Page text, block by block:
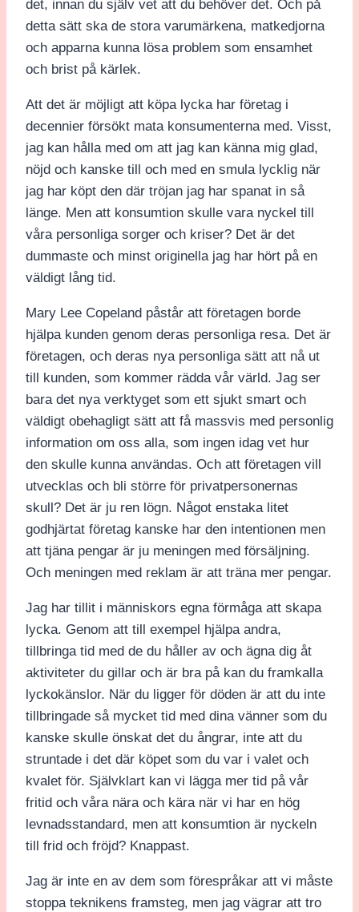
det, innan du själv vet att du behöver det. Och på
detta sätt ska de stora varumärkena, matkedjorna
och apparna kunna lösa problem som ensamhet
och brist på kärlek.
Att det är möjligt att köpa lycka har företag i
decennier försökt mata konsumenterna med. Visst,
jag kan hålla med om att jag kan känna mig glad,
nöjd och kanske till och med en smula lycklig när
jag har köpt den där tröjan jag har spanat in så
länge. Men att konsumtion skulle vara nyckel till
våra personliga sorger och kriser? Det är det
dummaste och minst originella jag har hört på en
väldigt lång tid.
Mary Lee Copeland påstår att företagen borde
hjälpa kunden genom deras personliga resa. Det är
företagen, och deras nya personliga sätt att nå ut
till kunden, som kommer rädda vår värld. Jag ser
bara det nya verktyget som ett sjukt smart och
väldigt obehagligt sätt att få massvis med personlig
information om oss alla, som ingen idag vet hur
den skulle kunna användas. Och att företagen vill
utvecklas och bli större för privatpersonernas
skull? Det är ju ren lögn. Något enstaka litet
godhjärtat företag kanske har den intentionen men
att tjäna pengar är ju meningen med försäljning.
Och meningen med reklam är att träna mer pengar.
Jag har tillit i människors egna förmåga att skapa
lycka. Genom att till exempel hjälpa andra,
tillbringa tid med de du håller av och ägna dig åt
aktiviteter du gillar och är bra på kan du framkalla
lyckokänslor. När du ligger för döden är att du inte
tillbringade så mycket tid med dina vänner som du
kanske skulle önskat det du ångrar, inte att du
struntade i det där köpet som du var i valet och
kvalet för. Självklart kan vi lägga mer tid på vår
fritid och våra nära och kära när vi har en hög
levnadsstandard, men att konsumtion är nyckeln
till frid och fröjd? Knappast.
Jag är inte en av dem som förespråkar att vi måste
stoppa teknikens framsteg, men jag vägrar att tro